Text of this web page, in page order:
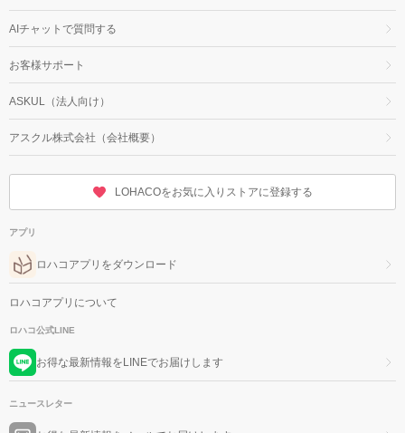
AIチャットで質問する
お客様サポート
ASKUL（法人向け）
アスクル株式会社（会社概要）
LOHACOをお気に入りストアに登録する
アプリ
ロハコアプリをダウンロード
ロハコアプリについて
ロハコ公式LINE
お得な最新情報をLINEでお届けします
ニュースレター